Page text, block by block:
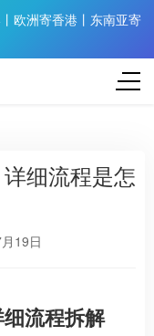
欧洲寄香港丨东南亚寄
细流程是怎
19日
流程拆解